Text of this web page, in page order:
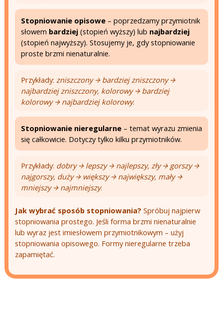
Stopniowanie opisowe – poprzedzamy przymiotnik
słowem bardziej (stopień wyższy) lub najbardziej
(stopień najwyższy). Stosujemy je, gdy stopniowanie
proste brzmi nienaturalnie.
Przykłady: zniszczony → bardziej zniszczony →
najbardziej zniszczony, kolorowy → bardziej
kolorowy → najbardziej kolorowy.
Stopniowanie nieregularne – temat wyrazu zmienia
się całkowicie. Dotyczy tylko kilku przymiotników.
Przykłady: dobry → lepszy → najlepszy, zły → gorszy →
najgorszy, duży → większy → największy, mały →
mniejszy → najmniejszy.
Jak wybrać sposób stopniowania? Spróbuj najpierw
stopniowania prostego. Jeśli forma brzmi nienaturalnie
lub wyraz jest imiesłowem przymiotnikowym – użyj
stopniowania opisowego. Formy nieregularne trzeba
zapamiętać.